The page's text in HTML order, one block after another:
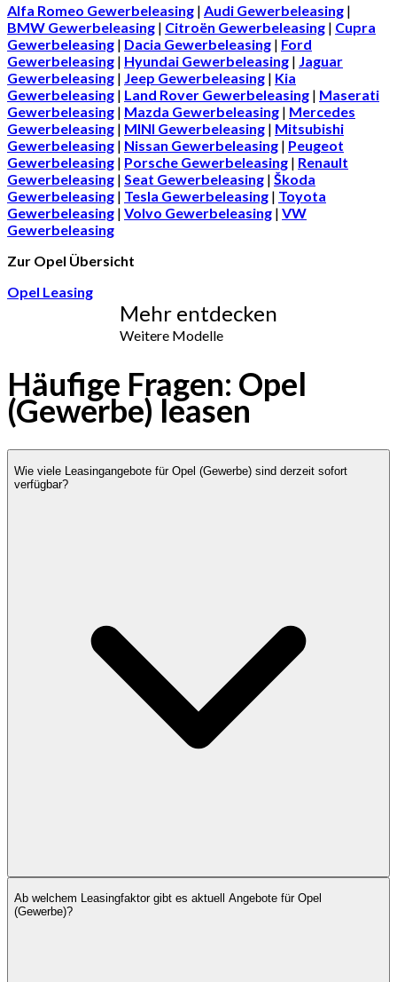
Alfa Romeo Gewerbeleasing | Audi Gewerbeleasing |
BMW Gewerbeleasing | Citroën Gewerbeleasing | Cupra
Gewerbeleasing | Dacia Gewerbeleasing | Ford
Gewerbeleasing | Hyundai Gewerbeleasing | Jaguar
Gewerbeleasing | Jeep Gewerbeleasing | Kia
Gewerbeleasing | Land Rover Gewerbeleasing | Maserati
Gewerbeleasing | Mazda Gewerbeleasing | Mercedes
Gewerbeleasing | MINI Gewerbeleasing | Mitsubishi
Gewerbeleasing | Nissan Gewerbeleasing | Peugeot
Gewerbeleasing | Porsche Gewerbeleasing | Renault
Gewerbeleasing | Seat Gewerbeleasing | Škoda
Gewerbeleasing | Tesla Gewerbeleasing | Toyota
Gewerbeleasing | Volvo Gewerbeleasing | VW
Gewerbeleasing
Zur Opel Übersicht
Opel Leasing
Mehr entdecken
Weitere Modelle
Häufige Fragen: Opel
(Gewerbe) leasen
Wie viele Leasingangebote für Opel (Gewerbe) sind derzeit sofort
verfügbar?
Ab welchem Leasingfaktor gibt es aktuell Angebote für Opel
(Gewerbe)?